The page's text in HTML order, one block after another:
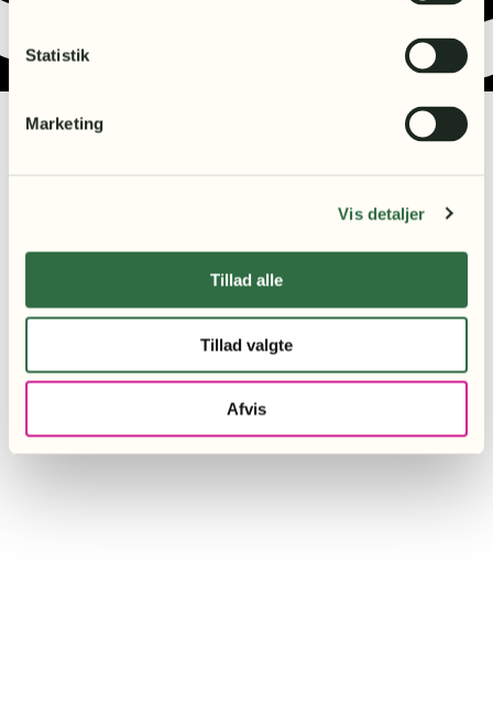
Statistik
Marketing
Vis detaljer
Tillad alle
Tillad valgte
Afvis